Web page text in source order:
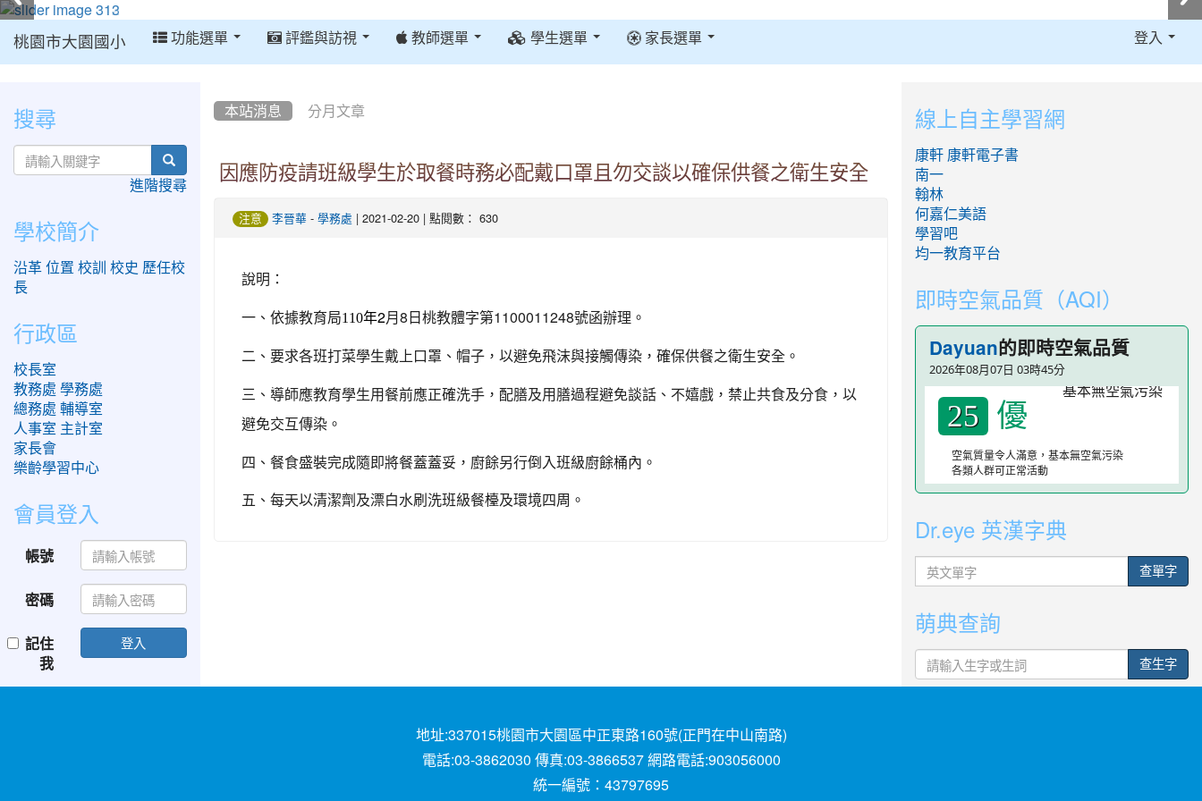
桃園市大園國小 功能選單 評鑑與訪視 教師選單 學生選單 家長選單 登入
本站消息 分月文章
因應防疫請班級學生於取餐時務必配戴口罩且勿交談以確保供餐之衛生安全
注意 李晉華 - 學務處 | 2021-02-20 | 點閱數： 630
說明：
一、 依據教育局110年2月8日桃教體字第1100011248號函辦理 。
二、要求各班打菜學生戴上口罩、帽子，以避免飛沫與接觸傳染，確保供餐之衛生安全。
三、導師應教育學生用餐前應正確洗手，配膳及用膳過程避免談話、不嬉戲，禁止共食及分食，以
避免交互傳染。
四、餐食盛裝完成隨即將餐蓋蓋妥，廚餘另行倒入班級廚餘桶內。
五、每天以清潔劑及漂白水刷洗班級餐檯及環境四周。
:::
搜尋
進階搜尋
學校簡介
沿革 位置 校訓 校史 歷任校
長
行政區
校長室
教務處 學務處
總務處 輔導室
人事室 主計室
家長會
樂齡學習中心
會員登入
帳號
密碼
記住
我
登入
:::
線上自主學習網
康軒 康軒電子書
南一
翰林
何嘉仁美語
學習吧
均一教育平台
即時空氣品質（AQI）
Dayuan的即時空氣品質
2026年08月07日 03時45分
25 優
空氣質量令人滿意，基本無空氣污染
各類人群可正常活動
Dr.eye 英漢字典
英
文
字
查單字
萌典查詢
查生字
地址:337015桃園市大園區中正東路160號(正門在中山南路)
電話:03-3862030 傳真:03-3866537 網路電話:903056000
統一編號：43797695